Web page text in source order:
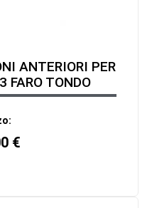
ANTERIORI PER
FARO TONDO
€